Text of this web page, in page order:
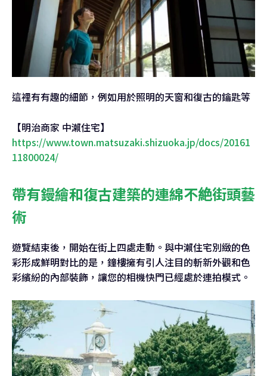
這裡有有趣的細節，例如用於照明的天窗和復古的鑰匙等
【明治商家 中瀨住宅】
https://www.town.matsuzaki.shizuoka.jp/docs/20161
11800024/
帶有鏝繪和復古建築的連綿不絶街頭藝
術
遊覽結束後，開始在街上四處走動。與中瀨住宅別緻的色
彩形成鮮明對比的是，鐘樓擁有引人注目的斬新外觀和色
彩繽紛的內部裝飾，讓您的相機快門已經處於連拍模式。